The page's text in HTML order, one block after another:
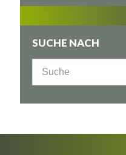
SUCHE NACH